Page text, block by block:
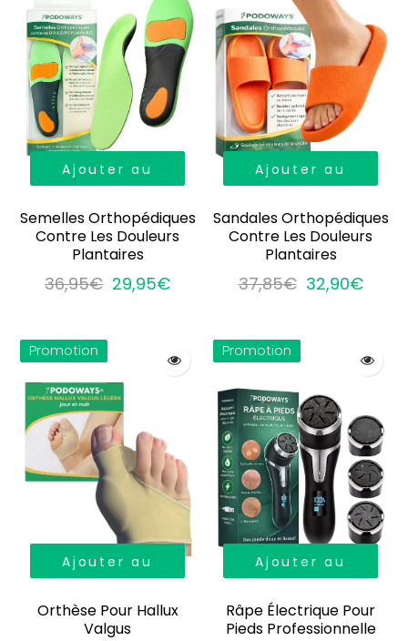
Ajouter au
Semelles Orthopédiques
Contre Les Douleurs
Plantaires
36,95€ 29,95€
Ajouter au
Sandales Orthopédiques
Contre Les Douleurs
Plantaires
37,85€ 32,90€
Promotion
Ajouter au
Orthèse Pour Hallux
Valgus
Promotion
Ajouter au
Râpe Électrique Pour
Pieds Professionnelle